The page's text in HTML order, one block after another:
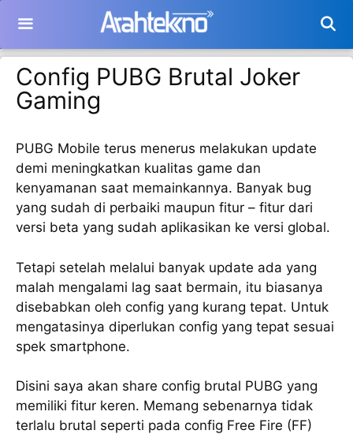
isi
Config PUBG Brutal Joker
Gaming
PUBG Mobile terus menerus melakukan update
demi meningkatkan kualitas game dan
kenyamanan saat memainkannya. Banyak bug
yang sudah di perbaiki maupun fitur – fitur dari
versi beta yang sudah aplikasikan ke versi global.
Tetapi setelah melalui banyak update ada yang
malah mengalami lag saat bermain, itu biasanya
disebabkan oleh config yang kurang tepat. Untuk
mengatasinya diperlukan config yang tepat sesuai
spek smartphone.
Disini saya akan share config brutal PUBG yang
memiliki fitur keren. Memang sebenarnya tidak
terlalu brutal seperti pada config Free Fire (FF)